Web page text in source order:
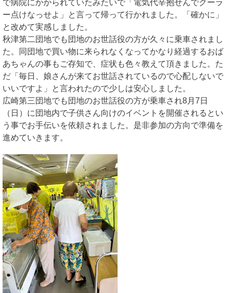
で病院にかかられていたみたいで「電気代辛抱せんでクーラ
ー点けなっせよ」と言って帰って行かれました。「確かに」
と改めて実感しました。
秋津第二団地でも団地のお世話役の方が久々に乗車されまし
た。同団地で買い物に来られなくなってかなり経過するおば
あちゃんの事もご存知で、症状も色々教えて頂きました。た
だ「毎日、娘さんが来てお世話されているので心配しないで
いいですよ」と言われたので少しは安心しました。
広崎第三団地でも団地のお世話役の方が乗車され8月7日
（日）に団地内で子供さん向けのイベントを開催されるとい
う事でお手伝いを依頼されました。是非参加の方向で準備を
進めていきます。